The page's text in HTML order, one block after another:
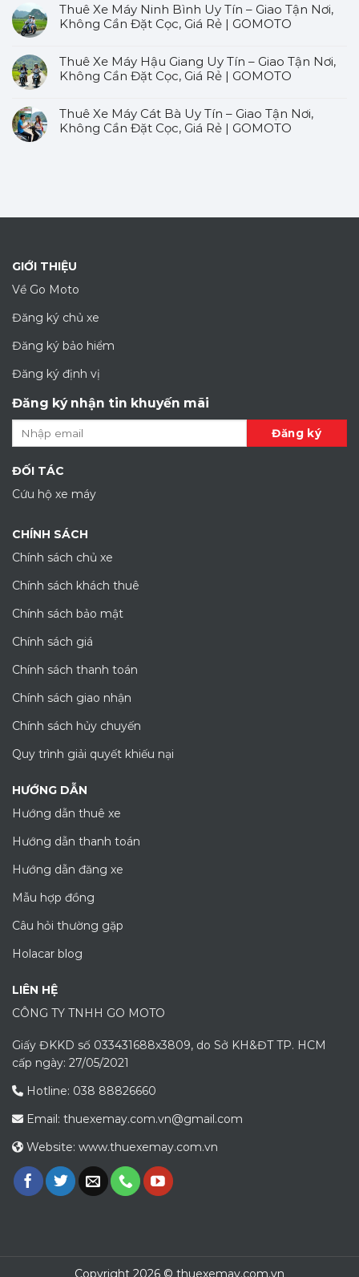
Thuê Xe Máy Ninh Bình Uy Tín – Giao Tận Nơi,
Không Cần Đặt Cọc, Giá Rẻ | GOMOTO
Thuê Xe Máy Hậu Giang Uy Tín – Giao Tận Nơi,
Không Cần Đặt Cọc, Giá Rẻ | GOMOTO
Thuê Xe Máy Cát Bà Uy Tín – Giao Tận Nơi,
Không Cần Đặt Cọc, Giá Rẻ | GOMOTO
GIỚI THIỆU
Về Go Moto
Đăng ký chủ xe
Đăng ký bảo hiểm
Đăng ký định vị
Đăng ký nhận tin khuyến mãi
ĐỐI TÁC
Cứu hộ xe máy
CHÍNH SÁCH
Chính sách chủ xe
Chính sách khách thuê
Chính sách bảo mật
Chính sách giá
Chính sách thanh toán
Chính sách giao nhận
Chính sách hủy chuyến
Quy trình giải quyết khiếu nại
HƯỚNG DẪN
Hướng dẫn thuê xe
Hướng dẫn thanh toán
Hướng dẫn đăng xe
Mẫu hợp đồng
Câu hỏi thường gặp
Holacar blog
LIÊN HỆ
CÔNG TY TNHH GO MOTO
Giấy ĐKKD số 033431688x3809, do Sở KH&ĐT TP. HCM
cấp ngày: 27/05/2021
Hotline: 038 88826660
Email: thuexemay.com.vn@gmail.com
Website: www.thuexemay.com.vn
Copyright 2026 © thuexemay.com.vn